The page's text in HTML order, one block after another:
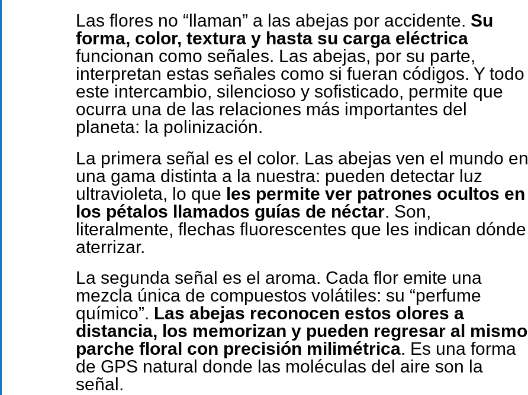
Las flores no “llaman” a las abejas por accidente. Su
forma, color, textura y hasta su carga eléctrica
funcionan como señales. Las abejas, por su parte,
interpretan estas señales como si fueran códigos. Y todo
este intercambio, silencioso y sofisticado, permite que
ocurra una de las relaciones más importantes del
planeta: la polinización.
La primera señal es el color. Las abejas ven el mundo en
una gama distinta a la nuestra: pueden detectar luz
ultravioleta, lo que les permite ver patrones ocultos en
los pétalos llamados guías de néctar. Son,
literalmente, flechas fluorescentes que les indican dónde
aterrizar.
La segunda señal es el aroma. Cada flor emite una
mezcla única de compuestos volátiles: su “perfume
químico”. Las abejas reconocen estos olores a
distancia, los memorizan y pueden regresar al mismo
parche floral con precisión milimétrica. Es una forma
de GPS natural donde las moléculas del aire son la
señal.